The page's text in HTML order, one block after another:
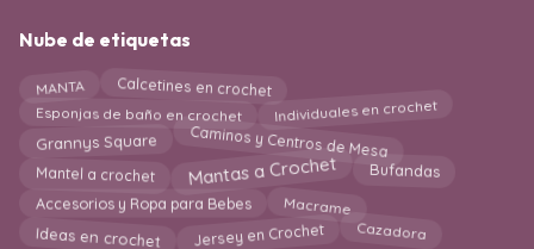
Nube de etiquetas
MANTA Calcetines en crochet
Esponjas de baño en crochet Individuales en crochet
Grannys Square Caminos y Centros de Mesa
Mantel a crochet Mantas a Crochet Bufandas
Accesorios y Ropa para Bebes Macrame
Ideas en crochet Jersey en Crochet Cazadora